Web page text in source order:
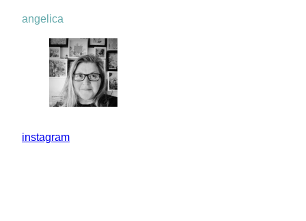
angelica
instagram